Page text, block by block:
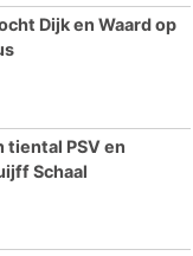
Dijk en Waard op
PSV en
Schaal